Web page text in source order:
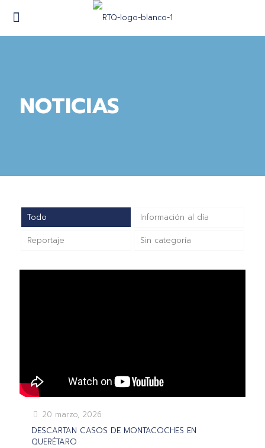
NOTICIAS
Todo Información al día
Reportaje Sin categoría
20 marzo, 2026
DESCARTAN CASOS DE MONTACOCHES EN
QUERÉTARO